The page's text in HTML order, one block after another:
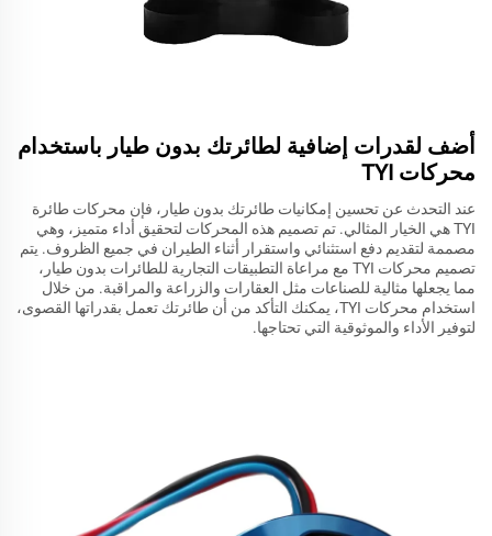
أضف لقدرات إضافية لطائرتك بدون طيار باستخدام
محركات TYI
عند التحدث عن تحسين إمكانيات طائرتك بدون طيار، فإن محركات طائرة
TYI هي الخيار المثالي. تم تصميم هذه المحركات لتحقيق أداء متميز، وهي
مصممة لتقديم دفع استثنائي واستقرار أثناء الطيران في جميع الظروف. يتم
تصميم محركات TYI مع مراعاة التطبيقات التجارية للطائرات بدون طيار،
مما يجعلها مثالية للصناعات مثل العقارات والزراعة والمراقبة. من خلال
استخدام محركات TYI، يمكنك التأكد من أن طائرتك تعمل بقدراتها القصوى،
لتوفير الأداء والموثوقية التي تحتاجها.